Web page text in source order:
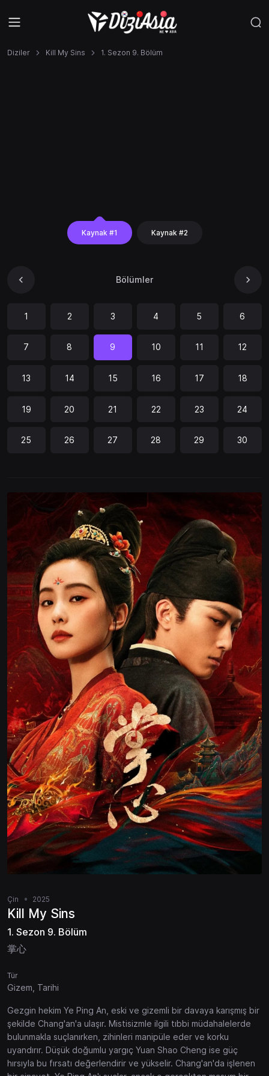
Diziler Kill My Sins 1. Sezon 9. Bölüm
Kaynak #1 Kaynak #2
Bölümler
1 2 3 4 5 6
7 8 9 10 11 12
13 14 15 16 17 18
19 20 21 22 23 24
25 26 27 28 29 30
Çin 2025
Kill My Sins
1. Sezon 9. Bölüm
掌心
Tür
Gizem, Tarihi
Gezgin hekim Ye Ping An, eski ve gizemli bir davaya karışmış bir
şekilde Chang'an'a ulaşır. Mistisizmle ilgili tıbbi müdahalelerde
bulunmakla suçlanırken, zihinleri manipüle eder ve korku
uyandırır. Düşük doğumlu yargıç Yuan Shao Cheng ise güç
hırsıyla bu fırsatı değerlendirir ve yükselir. Chang'an'da işlenen